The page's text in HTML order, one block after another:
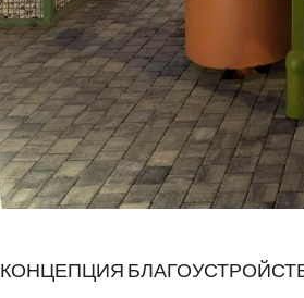
КОНЦЕПЦИЯ